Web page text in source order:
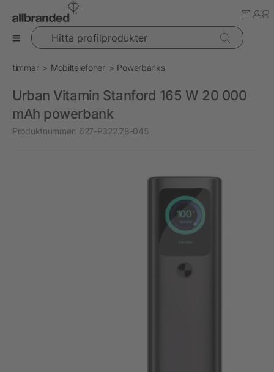
Hitta profilprodukter
timmar Mobiltelefoner Powerbanks
Urban Vitamin Stanford 165 W 20 000
mAh powerbank
Produktnummer: 627-P322.78-045